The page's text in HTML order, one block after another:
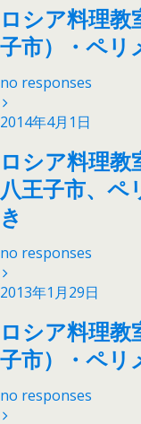
ロシア料理教
子市）・ペリ
no responses
2014年4月1日
ロシア料理教
八王子市、
き
no responses
2013年1月29日
ロシア料理教
子市）・ペリ
no responses